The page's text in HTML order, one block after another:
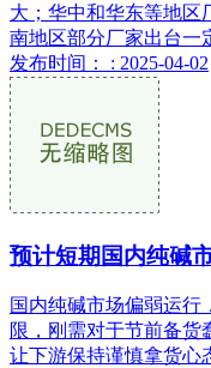
大；华中和华东等地区
南地区部分厂家出台一
发布时间： : 2025-04-02
预计短期国内纯碱
国内纯碱市场偏弱运行
限，刚需对于节前备货
让下游保持谨慎拿货心